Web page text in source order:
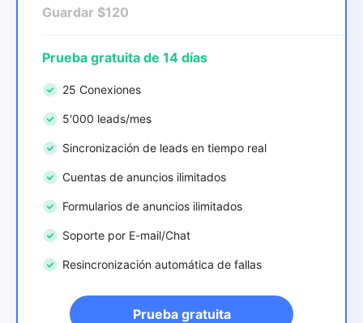
Guardar $120
Prueba gratuita de 14 días
25 Conexiones
5'000 leads/mes
Sincronización de leads en tiempo real
Cuentas de anuncios ilimitados
Formularios de anuncios ilimitados
Soporte por E-mail/Chat
Resincronización automática de fallas
Prueba gratuita